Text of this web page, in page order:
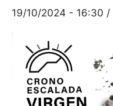
19/10/2024 - 16:30 /